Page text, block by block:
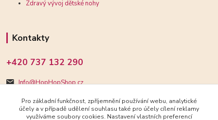
Zdravý vývoj dětské nohy
Kontakty
+420 737 132 290
Info@HopHopShop.cz
Pro základní funkčnost, zpříjemnění používání webu, analytické
účely a v případě udělení souhlasu také pro účely cílení reklamy
využíváme soubory cookies. Nastavení vlastních preferencí